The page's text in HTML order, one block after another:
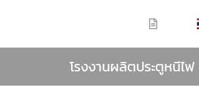
โรงงานผลิตประตูหนีไ